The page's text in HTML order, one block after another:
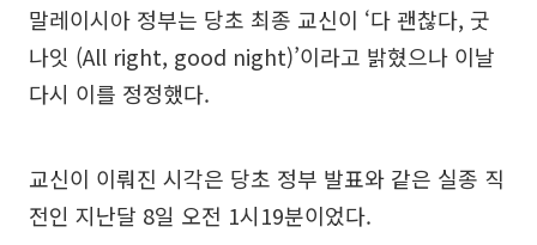
말레이시아 정부는 당초 최종 교신이 ‘다 괜찮다, 굿
나잇 (All right, good night)’이라고 밝혔으나 이날
다시 이를 정정했다.
교신이 이뤄진 시각은 당초 정부 발표와 같은 실종 직
전인 지난달 8일 오전 1시19분이었다.